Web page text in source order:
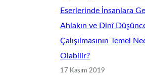
Eserlerinde İnsanlara
Ahlakın ve Dinî
Çalışılmasının Temel
Olabilir?
17 Kasım 2019